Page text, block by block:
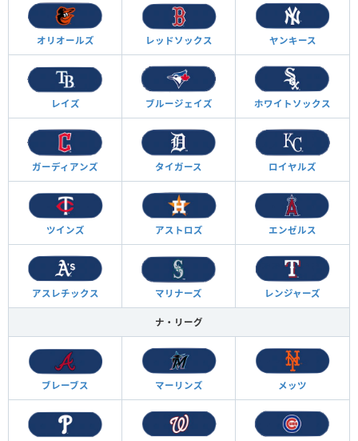
オリオールズ レッドソックス ヤンキース
レイズ ブルージェイズ ホワイトソックス
ガーディアンズ タイガース ロイヤルズ
ツインズ アストロズ エンゼルス
アスレチックス マリナーズ レンジャーズ
ナ・リーグ
ブレーブス マーリンズ メッツ